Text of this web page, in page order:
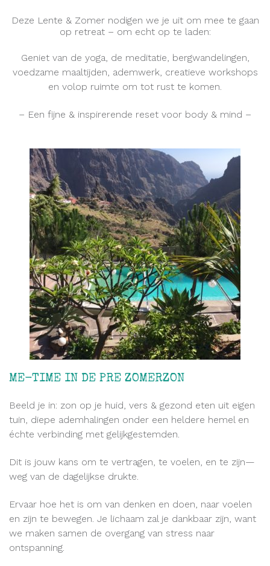
Deze Lente & Zomer nodigen we je uit om mee te gaan
op retreat – om echt op te laden:
Geniet van de yoga, de meditatie, bergwandelingen,
voedzame maaltijden, ademwerk, creatieve workshops
en volop ruimte om tot rust te komen.
– Een fijne & inspirerende reset voor body & mind –
ME-TIME IN DE PRE ZOMERZON
Beeld je in: zon op je huid, vers & gezond eten uit eigen
tuin, diepe ademhalingen onder een heldere hemel en
échte verbinding met gelijkgestemden.
Dit is jouw kans om te vertragen, te voelen, en te zijn—
weg van de dagelijkse drukte.
Ervaar hoe het is om van denken en doen, naar voelen
en zijn te bewegen. Je lichaam zal je dankbaar zijn, want
we maken samen de overgang van stress naar
ontspanning.